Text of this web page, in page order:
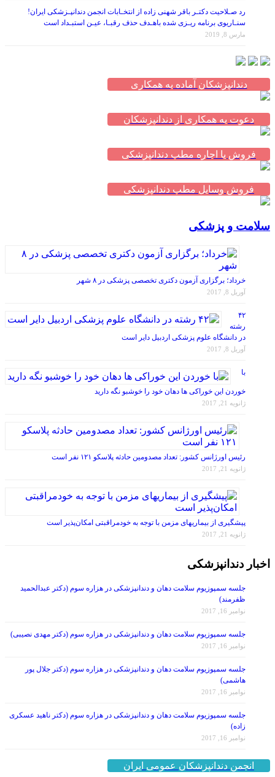
رد صـلاحیت دکتـر باقر شهنی زاده از انتخـابات انجمن دندانپـزشکی ایران!
سنـاریوی برنامه ریـزی شده باهـدف حذف رقبـا، عیـن استبـداد است
مارس 8, 2019
دندانپزشکان آماده به همکاری
دعوت به همکاری از دندانپزشکان
فروش یا اجاره مطب دندانپزشکی
فروش وسایل مطب دندانپزشکی
سلامت و پزشکی
خرداد؛ برگزاری آزمون دکتری تخصصی پزشکی در ۸ شهر
آوریل 8, 2017
۴۲
رشته
در دانشگاه علوم پزشکی اردبیل دایر است
آوریل 8, 2017
با
خوردن این خوراکی ها دهان خود را خوشبو نگه دارید
ژانویه 21, 2017
رئیس اورژانس کشور: تعداد مصدومین حادثه پلاسکو ۱۲۱ نفر است
ژانویه 21, 2017
پیشگیری از بیماریهای مزمن با توجه به خودمراقبتی امکان‌پذیر است
ژانویه 21, 2017
اخبار دندانپزشکی
جلسه سمپوزیوم سلامت دهان و دندانپزشکی در هزاره سوم (دکتر عبدالحمید
ظفرمند)
نوامبر 16, 2017
جلسه سمپوزیوم سلامت دهان و دندانپزشکی در هزاره سوم (دکتر مهدی نصیبی)
نوامبر 16, 2017
جلسه سمپوزیوم سلامت دهان و دندانپزشکی در هزاره سوم (دکتر جلال پور
هاشمی)
نوامبر 16, 2017
جلسه سمپوزیوم سلامت دهان و دندانپزشکی در هزاره سوم (دکتر ناهید عسکری
زاده)
نوامبر 16, 2017
انجمن دندانپزشکان عمومی ایران